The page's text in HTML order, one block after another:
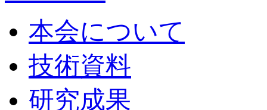
本会について
技術資料
研究成果